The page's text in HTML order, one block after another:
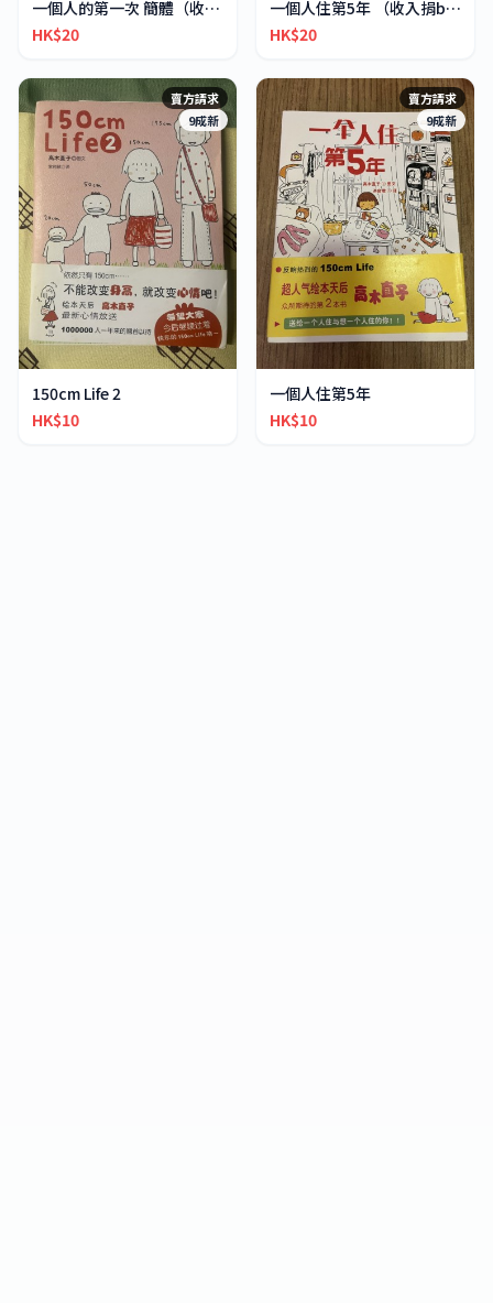
一個人的第一次 簡體（收入捐bookdaddy)
HK$20
一個人住第5年 （收入捐bookdaddy)
HK$20
賣方請求
9成新
150cm Life 2
HK$10
賣方請求
9成新
一個人住第5年
HK$10